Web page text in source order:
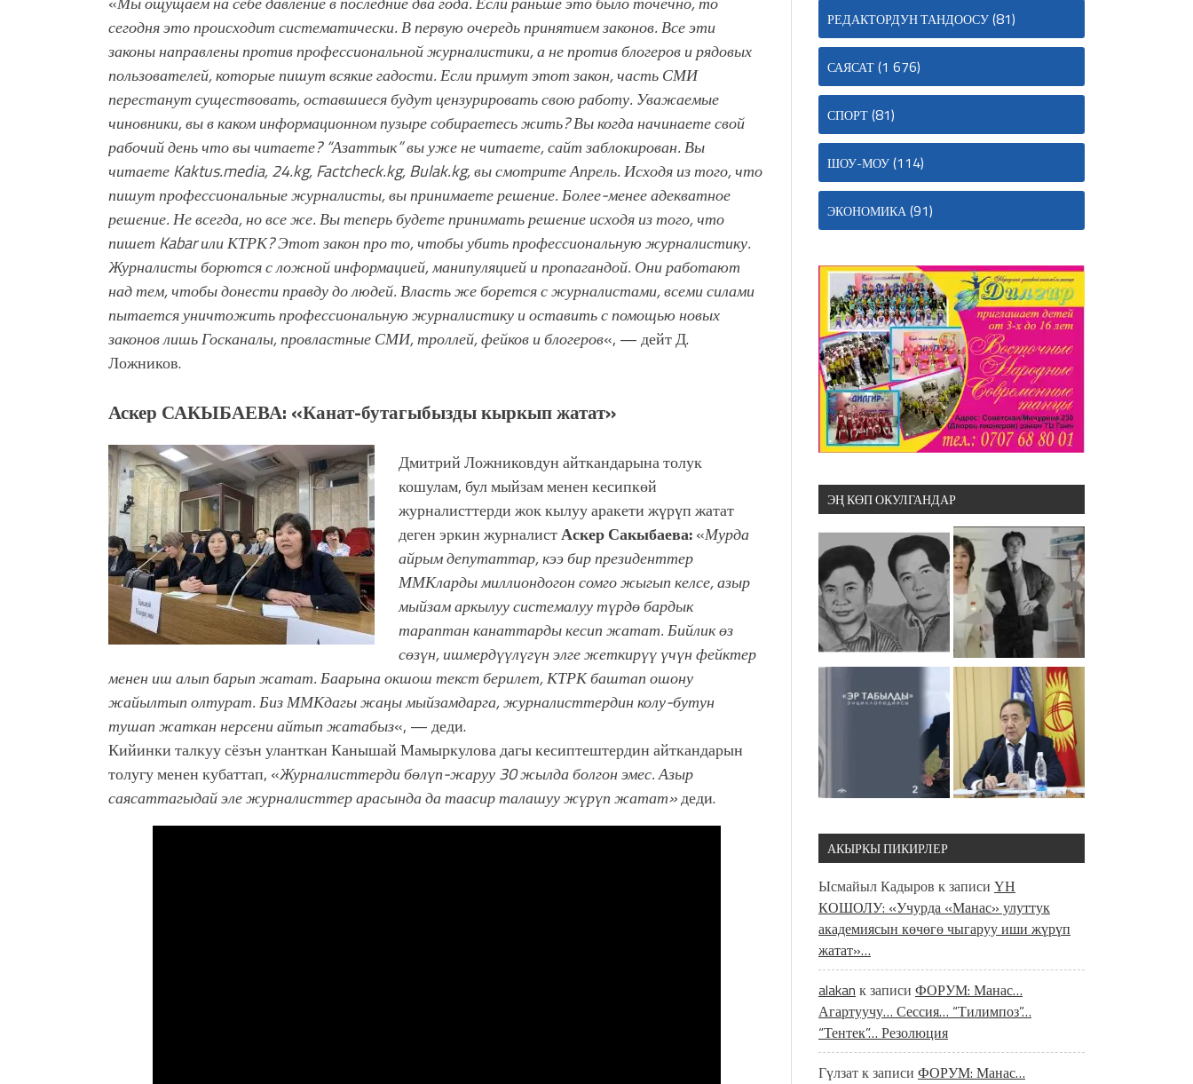
сегодня это происходит систематически. В первую очередь принятием законов. Все эти
законы направлены против профессиональной журналистики, а не против блогеров и рядовых
пользователей, которые пишут всякие гадости.Если примут этот закон, часть СМИ
перестанут существовать, оставшиеся будут цензурировать свою работу. Уважаемые
чиновники, вы в каком информационном пузыре собираетесь жить?Вы когда начинаете свой
рабочий день что вы читаете? “Азаттык” вы уже не читаете, сайт заблокирован. Вы
читаете Kaktus.media, 24.kg, Factcheck.kg, Bulak.kg, вы смотрите Апрель.Исходя из того, что
пишут профессиональные журналисты, вы принимаете решение. Более-менее адекватное
решение. Не всегда, но все же.Вы теперь будете принимать решение исходя из того, что
пишет Kabar или КТРК?Этот закон про то, чтобы убить профессиональную журналистику.
Журналисты борются с ложной информацией, манипуляцией и пропагандой. Они работают
над тем, чтобы донести правду до людей. Власть же борется с журналистами, всеми силами
пытается уничтожить профессиональную журналистику и оставить с помощью новых
законов лишь Госканалы, провластные СМИ, троллей, фейков и блогеров«, — дейт Д.
Ложников.
Аскер САКЫБАЕВА: «Канат-бутагыбызды кыркып жатат»
Дмитрий Ложниковдун айткандарына толук
кошулам, бул мыйзам менен кесипкөй
журналисттерди жок кылуу аракети жүрүп жатат
деген эркин журналистАскер Сакыбаева:«Мурда
айрым депутаттар, кээ бир президенттер
ММКларды миллиондогон сомго жыгып келсе, азыр
мыйзам аркылуу системалуу түрдө бардык
тараптан канаттарды кесип жатат. Бийлик өз
сөзүн, ишмердүүлүгүн элге жеткирүү үчүн фейктер
менен иш алып барып жатат. Баарына окшош текст берилет, КТРК баштап ошону
жайылтып олтурат. Биз ММКдагы жаңы мыйзамдарга, журналисттердин колу-бутун
тушап жаткан нерсени айтып жатабыз«, — деди.
Кийинки талкуу сёзън уланткан Канышай Мамыркулова дагы кесиптештердин айткандарын
толугу менен кубаттап, «Журналисттерди бөлүп-жаруу 30 жылда болгон эмес. Азыр
саясаттагыдай эле журналисттер арасында да таасир талашуу жүрүп жатат»деди.
РЕДАКТОРДУН ТАНДООСУ(81)
САЯСАТ(1 676)
СПОРТ(81)
ШОУ-МОУ(114)
ЭКОНОМИКА(91)
ЭҢ КӨП ОКУЛГАНДАР
АКЫРКЫ ПИКИРЛЕР
Ысмайыл Кадыров к записи ҮН
КОШОЛУ: «Учурда «Манас» улуттук
академиясын көчөгө чыгаруу иши жүрүп
жатат»…
alakan к записи ФОРУМ: Манас…
Агартуучу… Сессия… “Тилимпоз”…
“Тентек”… Резолюция
Гүлзатк записи ФОРУМ: Манас…